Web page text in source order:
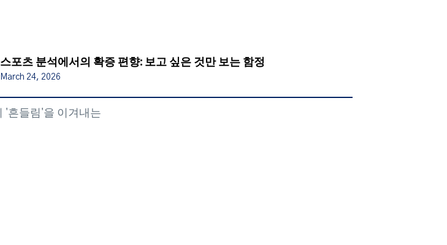
스포츠 분석에서의 확증 편향: 보고 싶은 것만 보는 함정
March 24, 2026